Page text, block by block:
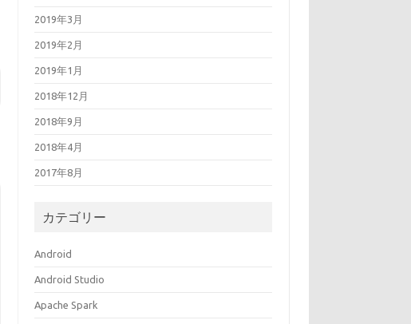
2019年3月
2019年2月
2019年1月
2018年12月
2018年9月
2018年4月
2017年8月
カテゴリー
Android
Android Studio
Apache Spark